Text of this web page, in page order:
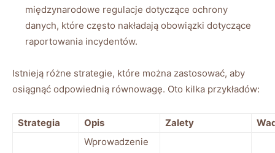
międzynarodowe ⁢regulacje dotyczące ochrony
danych, które często nakładają‌ obowiązki dotyczące
raportowania incydentów.
Istnieją różne strategie, ‌które można ⁤zastosować,‌ aby
osiągnąć ​odpowiednią równowagę. Oto kilka przykładów:
Strategia Opis Zalety
Wprowadzenie